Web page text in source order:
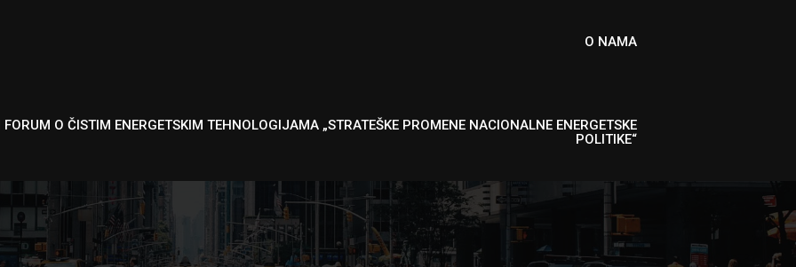
O NAMA
O ČISTIM ENERGETSKIM TEHNOLOGIJAMA „STRATEŠKE PROMENE NACIONALNE ENERGETSKE
POLITIKE“